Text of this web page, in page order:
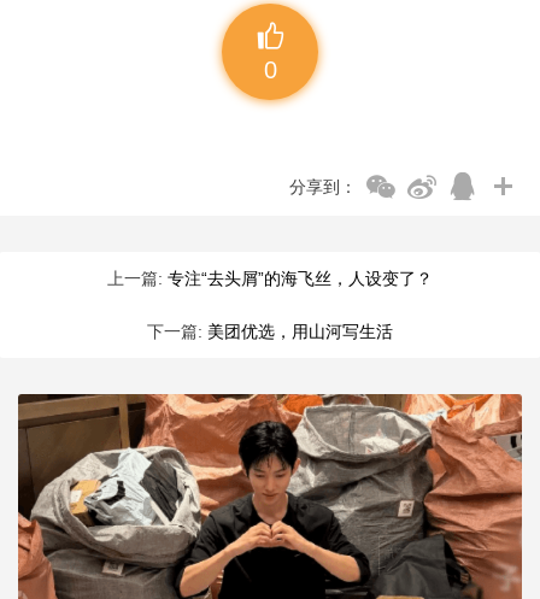
0
分享到：
上一篇: 专注“去头屑”的海飞丝，人设变了？
下一篇: 美团优选，用山河写生活